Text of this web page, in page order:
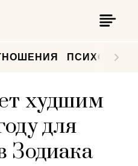
худшим
для
Зодиака